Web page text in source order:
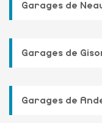
Garages de
Garages de
Garages de